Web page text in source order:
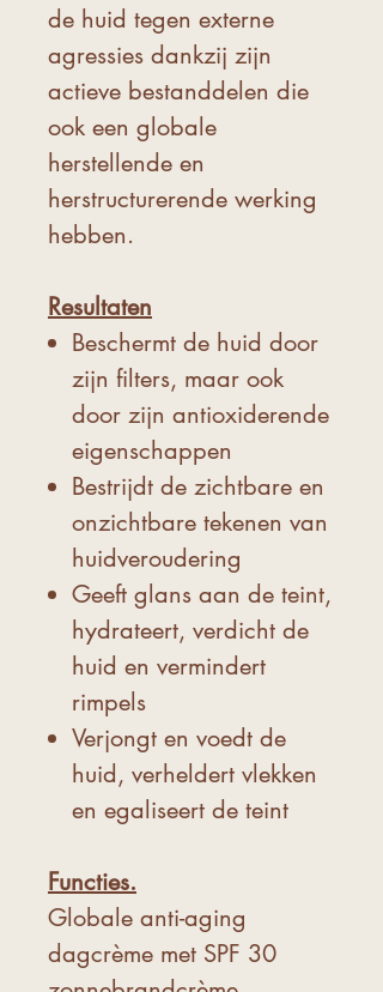
de huid tegen externe
agressies dankzij zijn
actieve bestanddelen die
ook een globale
herstellende en
herstructurerende werking
hebben.
Resultaten
Beschermt de huid door
zijn filters, maar ook
door zijn antioxiderende
eigenschappen
Bestrijdt de zichtbare en
onzichtbare tekenen van
huidveroudering
Geeft glans aan de teint,
hydrateert, verdicht de
huid en vermindert
rimpels
Verjongt en voedt de
huid, verheldert vlekken
en egaliseert de teint
Functies.
Globale anti-aging
dagcrème met SPF 30